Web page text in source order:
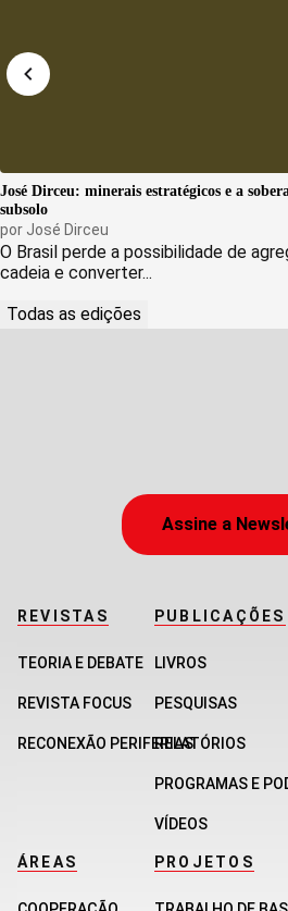
José Dirceu: minerais estratégicos e a
subsolo
por José Dirceu
O Brasil perde a possibilidade de
cadeia e converter...
Todas as edições
Assine a
REVISTAS
TEORIA E DEBATE
REVISTA FOCUS
RECONEXÃO PERIFERIAS
PUBLICAÇÕES
LIVROS
PESQUISAS
RELATÓRIOS
PROGRAMAS E
VÍDEOS
ÁREAS PROJETOS